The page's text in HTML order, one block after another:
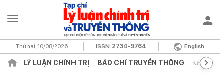
Thứ hai, 10/08/2026 ISSN: 2734-9764 English
LÝ LUẬN CHÍNH TRỊ BÁO CHÍ TRUYỀN THÔNG KHOA